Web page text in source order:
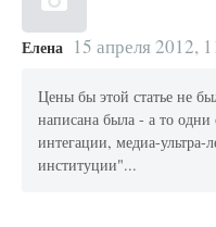
Елена 15 апреля 2012,
Цены бы этой статье не
написана была - а то
интегации, медиа-ультра-
институции"...